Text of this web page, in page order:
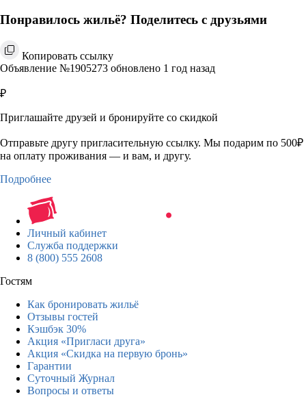
Понравилось жильё? Поделитесь с друзьями
Копировать ссылку
Объявление №1905273 обновлено 1 год назад
₽
Приглашайте друзей и бронируйте со скидкой
Отправьте другу пригласительную ссылку. Мы подарим по 500₽
на оплату проживания — и вам, и другу.
Подробнее
Личный кабинет
Служба поддержки
8 (800) 555 2608
Гостям
Как бронировать жильё
Отзывы гостей
Кэшбэк 30%
Акция «Пригласи друга»
Акция «Скидка на первую бронь»
Гарантии
Суточный Журнал
Вопросы и ответы